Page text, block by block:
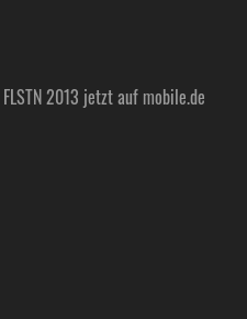
2013 jetzt auf mobile.de